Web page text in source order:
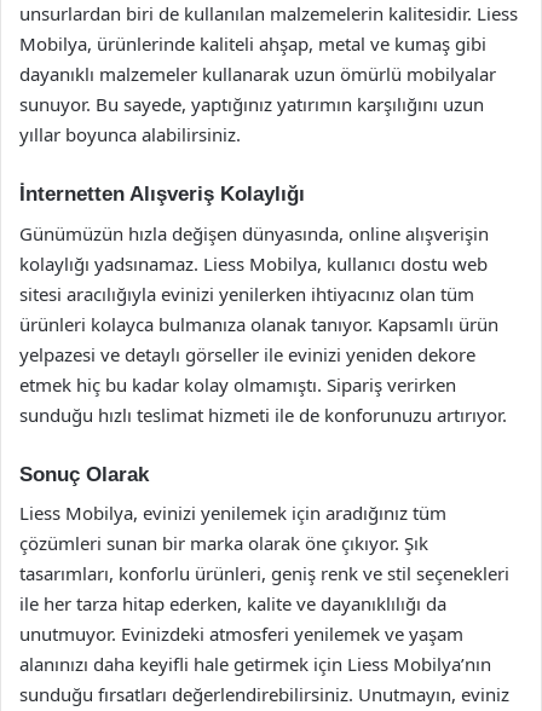
unsurlardan biri de kullanılan malzemelerin kalitesidir. Liess
Mobilya, ürünlerinde kaliteli ahşap, metal ve kumaş gibi
dayanıklı malzemeler kullanarak uzun ömürlü mobilyalar
sunuyor. Bu sayede, yaptığınız yatırımın karşılığını uzun
yıllar boyunca alabilirsiniz.
İnternetten Alışveriş Kolaylığı
Günümüzün hızla değişen dünyasında, online alışverişin
kolaylığı yadsınamaz. Liess Mobilya, kullanıcı dostu web
sitesi aracılığıyla evinizi yenilerken ihtiyacınız olan tüm
ürünleri kolayca bulmanıza olanak tanıyor. Kapsamlı ürün
yelpazesi ve detaylı görseller ile evinizi yeniden dekore
etmek hiç bu kadar kolay olmamıştı. Sipariş verirken
sunduğu hızlı teslimat hizmeti ile de konforunuzu artırıyor.
Sonuç Olarak
Liess Mobilya, evinizi yenilemek için aradığınız tüm
çözümleri sunan bir marka olarak öne çıkıyor. Şık
tasarımları, konforlu ürünleri, geniş renk ve stil seçenekleri
ile her tarza hitap ederken, kalite ve dayanıklılığı da
unutmuyor. Evinizdeki atmosferi yenilemek ve yaşam
alanınızı daha keyifli hale getirmek için Liess Mobilya’nın
sunduğu fırsatları değerlendirebilirsiniz. Unutmayın, eviniz